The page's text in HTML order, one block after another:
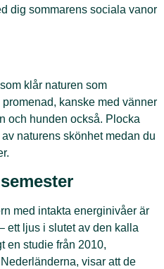
dig sommarens sociala vanor
klår naturen som
kanske med vänner
och hunden också. Plocka
naturens skönhet medan du
med intakta energinivåer är
ett ljus i slutet av den kalla
en studie från 2010,
visar att de